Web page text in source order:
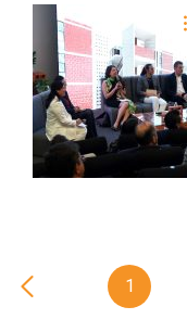
1